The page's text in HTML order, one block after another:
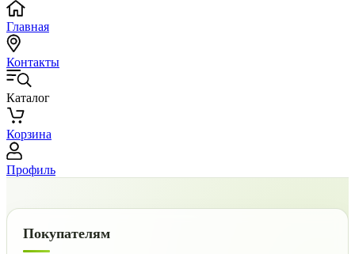
Главная
Контакты
Каталог
Корзина
Профиль
Покупателям